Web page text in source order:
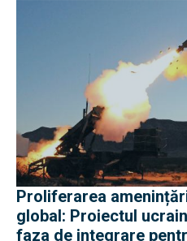
Proliferarea
global: Proiectul
faza de integrare